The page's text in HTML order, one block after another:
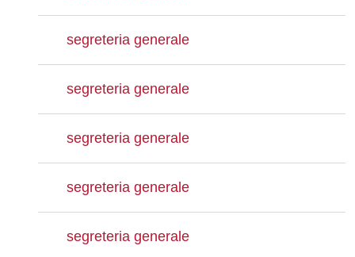
segreteria generale
segreteria generale
segreteria generale
segreteria generale
segreteria generale